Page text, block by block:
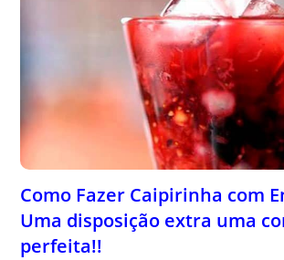
Como Fazer Caipirinha com
Uma disposição extra uma
perfeita!!